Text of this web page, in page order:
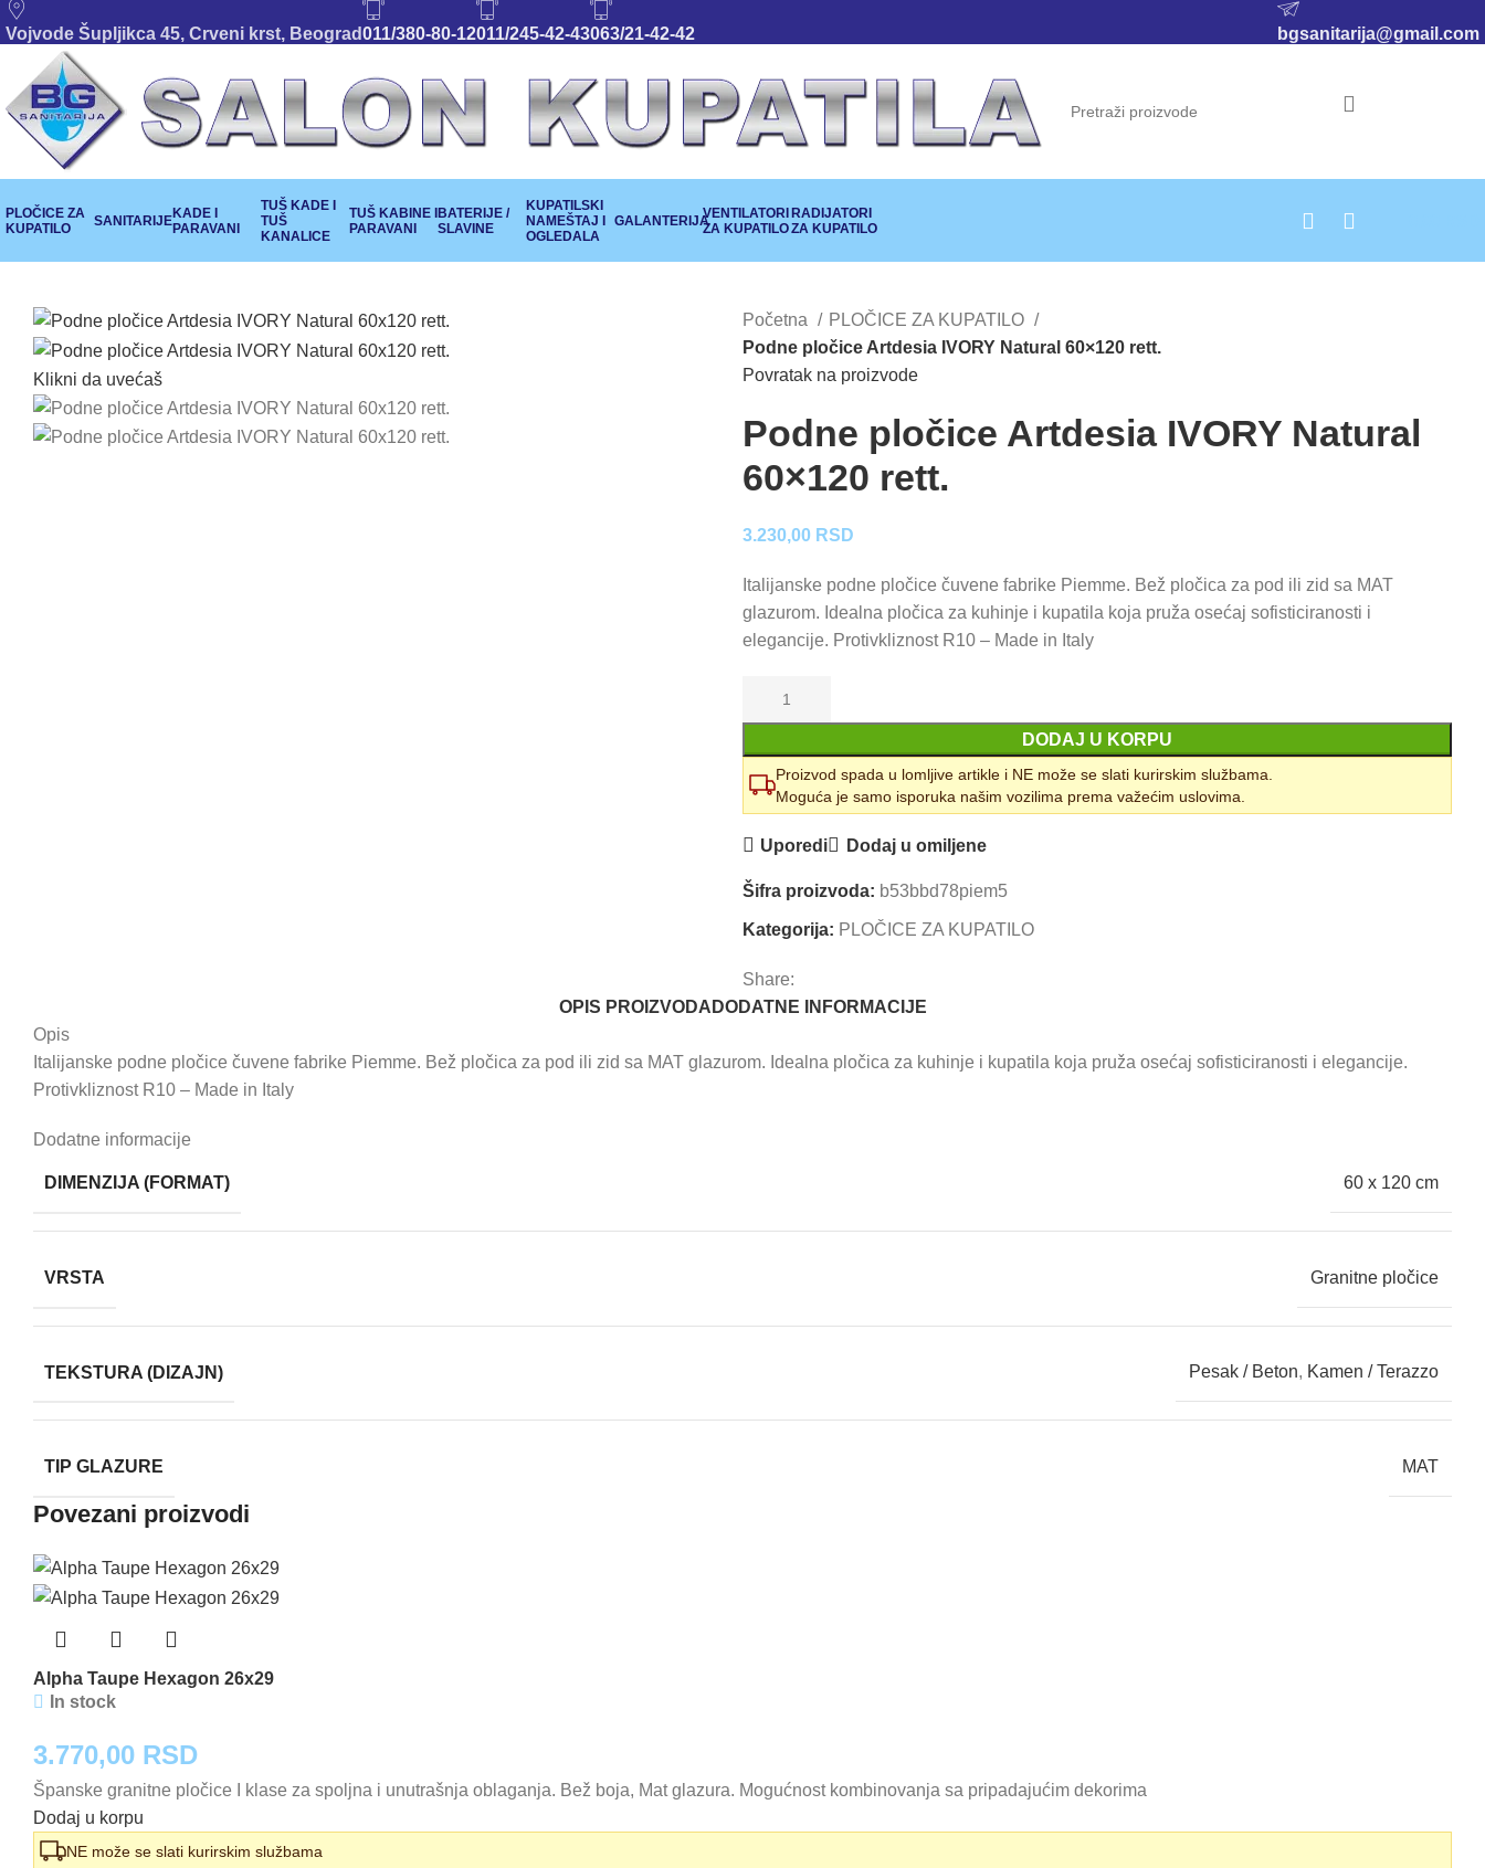
Vojvode Šupljikca 45, Crveni krst, Beograd011/380-80-12011/245-42-43063/21-42-42 bgsanitarija@gmail.com
PLOČICE ZA
KUPATILO
SANITARIJEKADE I
PARAVANI
TUŠ KADE I
TUŠ
KANALICE
TUŠ KABINE I
PARAVANI
BATERIJE /
SLAVINE
KUPATILSKI
NAMEŠTAJ I
OGLEDALA
GALANTERIJAVENTILATORI
ZA KUPATILO
RADIJATORI
ZA KUPATILO
Klikni da uvećaš
Početna
PLOČICE ZA KUPATILO
Podne pločice Artdesia IVORY Natural 60×120 rett.
Povratak na proizvode
Podne pločice Artdesia IVORY Natural
60×120 rett.
3.230,00 RSD
Italijanske podne pločice čuvene fabrike Piemme. Bež pločica za pod ili zid sa MAT
glazurom. Idealna pločica za kuhinje i kupatila koja pruža osećaj sofisticiranosti i
elegancije. Protivkliznost R10 – Made in Italy
DODAJ U KORPU
Proizvod spada u lomljive artikle i NE može se slati kurirskim službama.
Moguća je samo isporuka našim vozilima prema važećim uslovima.
Uporedi Dodaj u omiljene
Šifra proizvoda: b53bbd78piem5
Kategorija: PLOČICE ZA KUPATILO
Share:
OPIS PROIZVODA DODATNE INFORMACIJE
Opis
Italijanske podne pločice čuvene fabrike Piemme. Bež pločica za pod ili zid sa MAT glazurom. Idealna pločica za kuhinje i kupatila koja pruža osećaj sofisticiranosti i elegancije.
Protivkliznost R10 – Made in Italy
Dodatne informacije
DIMENZIJA (FORMAT) 60 x 120 cm
VRSTA Granitne pločice
TEKSTURA (DIZAJN) Pesak / Beton, Kamen / Terazzo
TIP GLAZURE MAT
Povezani proizvodi
Alpha Taupe Hexagon 26x29
In stock
3.770,00 RSD
Španske granitne pločice I klase za spoljna i unutrašnja oblaganja. Bež boja, Mat glazura. Mogućnost kombinovanja sa pripadajućim dekorima
Dodaj u korpu
NE može se slati kurirskim službama